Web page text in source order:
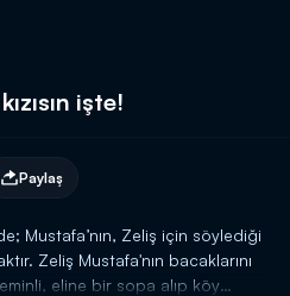
işte!
Paylaş
Mustafa’nın, Zeliş için söylediği
Zeliş Mustafa'nın bacaklarını
eline bir sopa alıp köy